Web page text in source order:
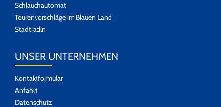
Schlauchautomat
Tourenvorschläge im Blauen Land
Stadtradln
UNSER UNTERNEHMEN
Kontaktformular
Anfahrt
Datenschutz